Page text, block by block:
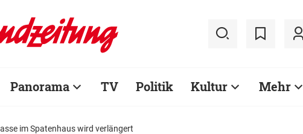
Panorama TV Politik Kultur Mehr
im Spatenhaus wird verlängert